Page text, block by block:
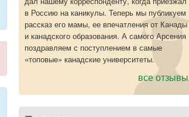
в Россию на каникулы. Теперь мы публикуем
рассказ его мамы, ее впечатления от Канады
и канадского образования. А самого Арсения
поздравляем с поступлением в самые
«топовые» канадские университеты.
все отзывы